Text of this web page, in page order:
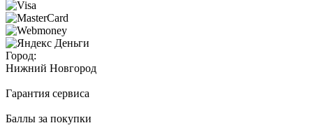
Город:
Нижний Новгород
Гарантия сервиса
Баллы за покупки